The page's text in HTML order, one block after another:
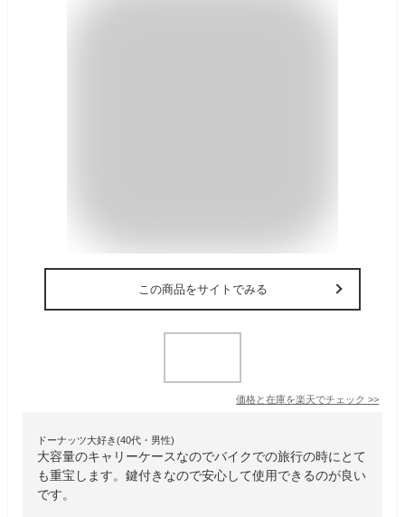
この商品をサイトでみる
価格と在庫を楽天でチェック >>
ドーナッツ大好き(40代・男性)
大容量のキャリーケースなのでバイクでの旅行の時にとて
も重宝します。鍵付きなので安心して使用できるのが良い
です。